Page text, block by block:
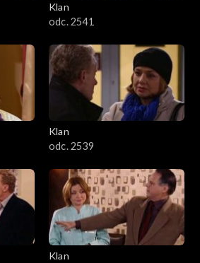
Klan
odc. 2541
Klan
odc. 2539
Klan